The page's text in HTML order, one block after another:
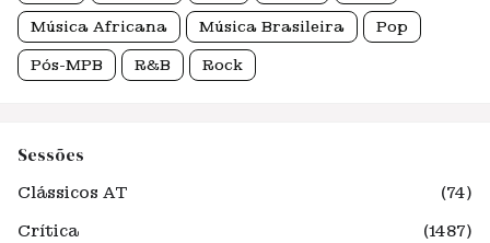
Música Africana Música Brasileira Pop
Pós-MPB R&B Rock
Sessões
Clássicos AT
(74)
Crítica
(1487)